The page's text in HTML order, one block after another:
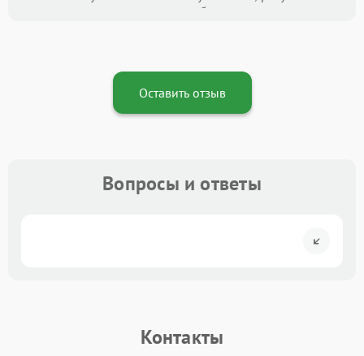
цены и внимание к деталям — буду рекомендовать
Оставить отзыв
Вопросы и ответы
Контакты